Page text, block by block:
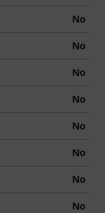
No
No
No
No
No
No
No
No